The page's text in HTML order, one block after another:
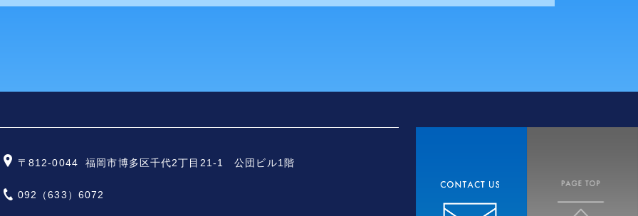
〒812-0044 福岡市博多区千代2丁目21-1 公団ビル1階
092（633）6072